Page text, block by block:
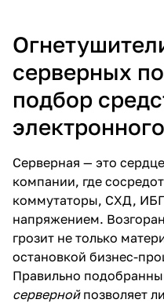
серверных
подбор
Серверная — это
компании, где
коммутаторы, СХД,
напряжением.
грозит не только
остановкой бизнес-
Правильно
сервернойпозволяет